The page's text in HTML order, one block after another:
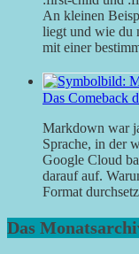
An kleinen
liegt und wie du
mit einer
Das Comeback
Markdown war
Sprache, in der
Google Cloud
darauf auf.
Format
Das